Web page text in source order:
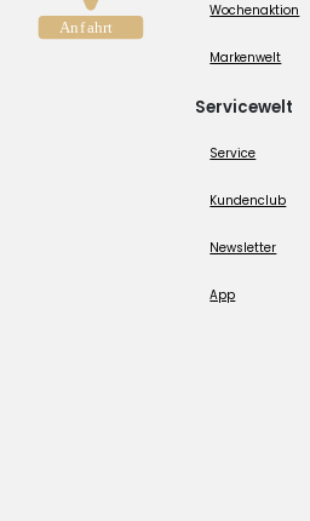
Wochenaktion
Markenwelt
Servicewelt
Service
Kundenclub
Newsletter
App